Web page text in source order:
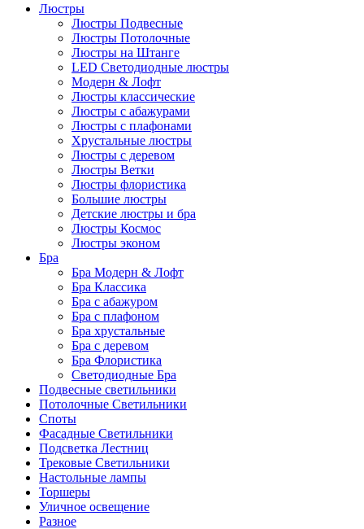
Люстры
Люстры Подвесные
Люстры Потолочные
Люстры на Штанге
LED Светодиодные люстры
Модерн & Лофт
Люстры классические
Люстры с абажурами
Люстры с плафонами
Хрустальные люстры
Люстры с деревом
Люстры Ветки
Люстры флористика
Большие люстры
Детские люстры и бра
Люстры Космос
Люстры эконом
Бра
Бра Модерн & Лофт
Бра Классика
Бра с абажуром
Бра с плафоном
Бра хрустальные
Бра с деревом
Бра Флористика
Светодиодные Бра
Подвесные светильники
Потолочные Светильники
Споты
Фасадные Светильники
Подсветка Лестниц
Трековые Светильники
Настольные лампы
Торшеры
Уличное освещение
Разное